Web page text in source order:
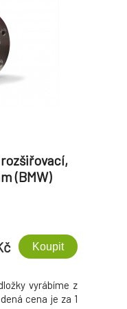
(BMW)
Koupit
vyrábíme z
cena je za 1